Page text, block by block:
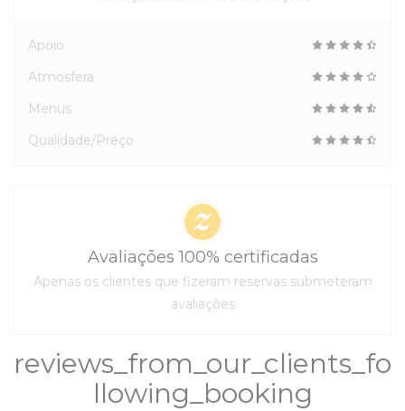
reviews_from_our_clients_fo
llowing_booking
Apoio
Atmosfera
Menus
Qualidade/Preço
Avaliações 100% certificadas
Apenas os clientes que fizeram reservas submeteram
avaliações